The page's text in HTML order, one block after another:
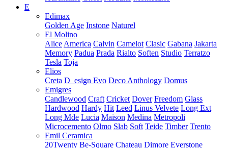
E
Edimax
Golden Age Instone Naturel
El Molino
Alice America Calvin Camelot Clasic Gabana Jakarta
Memory Padua Prada Rialto Soften Studio Terratzo
Tesla Toja
Elios
Creta D_esign Evo Deco Anthology Domus
Emigres
Candlewood Craft Cricket Dover Freedom Glass
Hardwood Hardy Hit Leed Linus Velvete Long Ext
Long Mde Lucia Maison Medina Metropoli
Microcemento Olmo Slab Soft Teide Timber Trento
Emil Ceramica
20Twenty Be-Square Chateau Dimore Everstone